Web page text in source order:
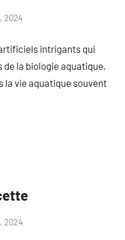
2024
intrigants qui
la biologie aquatique,
la vie aquatique souvent
2024